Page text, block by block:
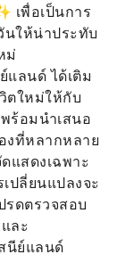
เพื่อเป็นการ
ให้น่าประทับ
ม่
ลนด์ ได้เติม
ตใหม่ให้กับ
ร้อมนำเสนอ
ที่หลากหลาย
แสดงเฉพาะ
ปลี่ยนแปลงจะ
รดตรวจสอบ
ละ
นีย์แลนด์